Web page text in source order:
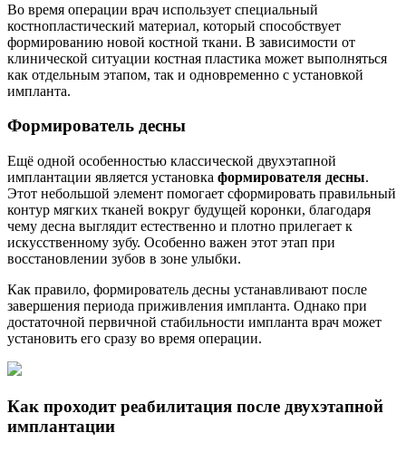
Во время операции врач использует специальный
костнопластический материал, который способствует
формированию новой костной ткани. В зависимости от
клинической ситуации костная пластика может выполняться
как отдельным этапом, так и одновременно с установкой
импланта.
Формирователь десны
Ещё одной особенностью классической двухэтапной
имплантации является установка формирователя десны.
Этот небольшой элемент помогает сформировать правильный
контур мягких тканей вокруг будущей коронки, благодаря
чему десна выглядит естественно и плотно прилегает к
искусственному зубу. Особенно важен этот этап при
восстановлении зубов в зоне улыбки.
Как правило, формирователь десны устанавливают после
завершения периода приживления импланта. Однако при
достаточной первичной стабильности импланта врач может
установить его сразу во время операции.
Как проходит реабилитация после двухэтапной
имплантации